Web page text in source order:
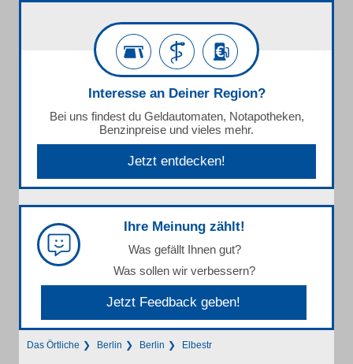
Interesse an Deiner Region?
Bei uns findest du Geldautomaten, Notapotheken,
Benzinpreise und vieles mehr.
Jetzt entdecken!
Ihre Meinung zählt!
Was gefällt Ihnen gut?
Was sollen wir verbessern?
Jetzt Feedback geben!
Das Örtliche Berlin Berlin Elbestr